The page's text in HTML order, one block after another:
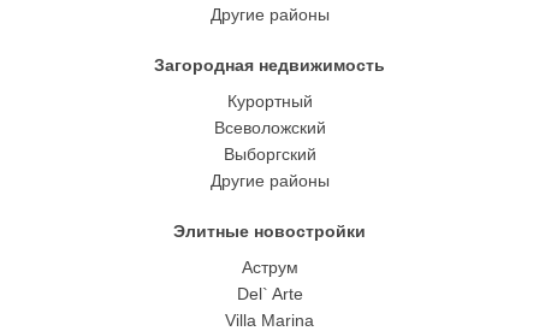
Другие районы
Загородная недвижимость
Курортный
Всеволожский
Выборгский
Другие районы
Элитные новостройки
Аструм
Del` Arte
Villa Marina